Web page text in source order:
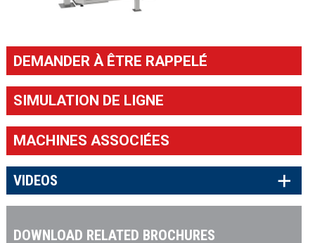
DEMANDER À ÊTRE RAPPELÉ
SIMULATION DE LIGNE
MACHINES ASSOCIÉES
VIDEOS ×
DOWNLOAD RELATED BROCHURES